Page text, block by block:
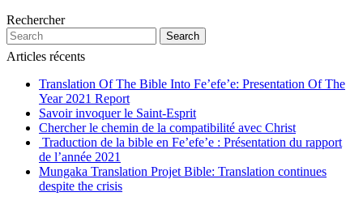
Rechercher
Search
Articles récents
Translation Of The Bible Into Fe’efe’e: Presentation Of The
Year 2021 Report
Savoir invoquer le Saint-Esprit
Chercher le chemin de la compatibilité avec Christ
Traduction de la bible en Fe’efe’e : Présentation du rapport
de l’année 2021
Mungaka Translation Projet Bible: Translation continues
despite the crisis